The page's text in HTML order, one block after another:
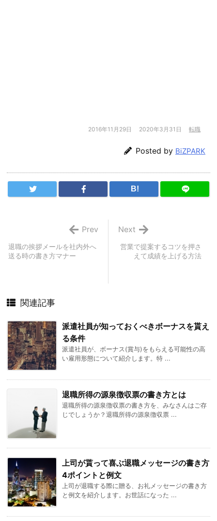
2016年11月29日 2020年3月31日 転職
Posted by BiZPARK
B!
営業で提案するコツを押さ
えて成績を上げる方法
Next
退職の挨拶メールを社内外へ
送る時の書き方マナー
Prev
関連記事
派遣社員が知っておくべきボーナスを貰え
る条件
派遣社員が、ボーナス(賞与)をもらえる可能性の高
い雇用形態について紹介します。特 ...
退職所得の源泉徴収票の書き方とは
退職所得の源泉徴収票の書き方を、みなさんはご存
じでしょうか？退職所得の源泉徴収票 ...
上司が貰って喜ぶ退職メッセージの書き方
4ポイントと例文
上司が退職する際に贈る、お礼メッセージの書き方
と例文を紹介します。お世話になった ...